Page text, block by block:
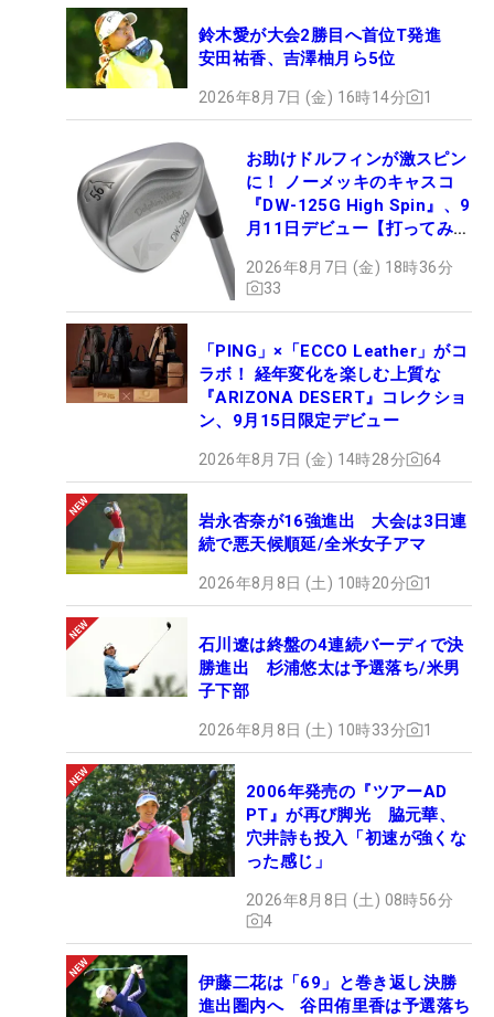
鈴木愛が大会2勝目へ首位T発進
安田祐香、吉澤柚月ら5位
2026年8月7日 (金) 16時14分 1
お助けドルフィンが激スピン
に！ ノーメッキのキャスコ
『DW-125G High Spin』、9
月11日デビュー【打ってみ
2026年8月7日 (金) 18時36分
33
「PING」×「ECCO Leather」がコ
ラボ！ 経年変化を楽しむ上質な
『ARIZONA DESERT』コレクショ
ン、9月15日限定デビュー
2026年8月7日 (金) 14時28分 64
岩永杏奈が16強進出 大会は3日連
続で悪天候順延/全米女子アマ
2026年8月8日 (土) 10時20分 1
石川遼は終盤の4連続バーディで決
勝進出 杉浦悠太は予選落ち/米男
子下部
2026年8月8日 (土) 10時33分 1
2006年発売の『ツアーAD
PT』が再び脚光 脇元華、
穴井詩も投入「初速が強くな
った感じ」
2026年8月8日 (土) 08時56分
4
伊藤二花は「69」と巻き返し決勝
進出圏内へ 谷田侑里香は予選落ち